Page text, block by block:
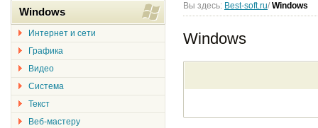
Вы здесь: Best-soft.ru/ Windows
Windows
Windows
Интернет и сети
Графика
Видео
Система
Текст
Веб-мастеру